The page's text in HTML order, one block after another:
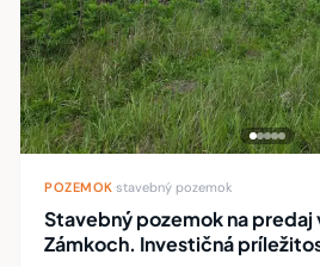
POZEMOK stavebný pozemok
Stavebný pozemok na predaj
Zámkoch. Investičná